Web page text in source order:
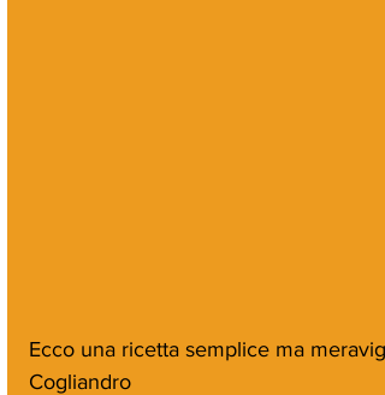
Ecco una ricetta semplice ma
Cogliandro